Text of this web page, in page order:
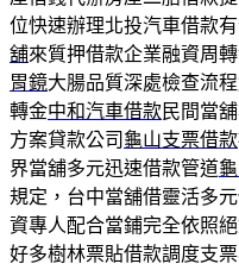
位快速辦理北投汽車借款
舖來質押借款企業融資周
胃鏡大腸品質深處檢查流
轉金中和汽車借款民間當
方案貸款公司 龜山支票借款
界當舖多元迅速借款管道
規定，台中當舖借靈活多
資專人配合當鋪完全依照
好多樹林票貼借款調度支